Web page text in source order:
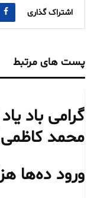
اشتراک گذاری
پست های مرتبط
گرامی باد
محمد
ورود ده‌ها